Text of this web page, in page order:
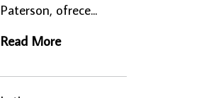
Paterson, ofrece...
Read More